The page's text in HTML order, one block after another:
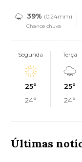
39% (0.24mm)
Chance chuva
Segunda
25°
24°
Terça
25°
24°
Últimas